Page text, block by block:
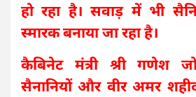
हो रहा है। सवाड़ में भी
स्मारक बनाया जा रहा है।
कैबिनेट मंत्री श्री गणेश
सैनानियों और वीर अमर